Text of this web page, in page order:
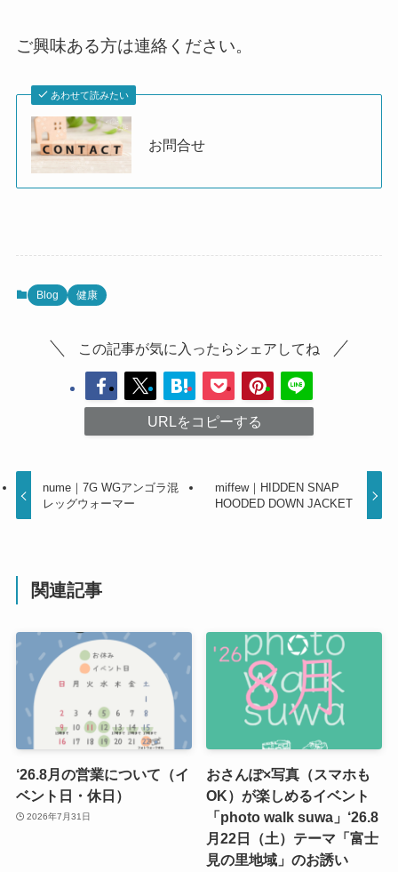
ご興味ある方は連絡ください。
あわせて読みたい
お問合せ
Blog 健康
この記事が気に入ったらシェアしてね
URLをコピーする
nume｜7G WGアンゴラ混
レッグウォーマー
miffew｜HIDDEN SNAP
HOODED DOWN JACKET
関連記事
‘26.8月の営業について（イ
ベント日・休日）
2026年7月31日
おさんぽ×写真（スマホも
OK）が楽しめるイベント
「photo walk suwa」‘26.8
月22日（土）テーマ「富士
見の里地域」のお誘い